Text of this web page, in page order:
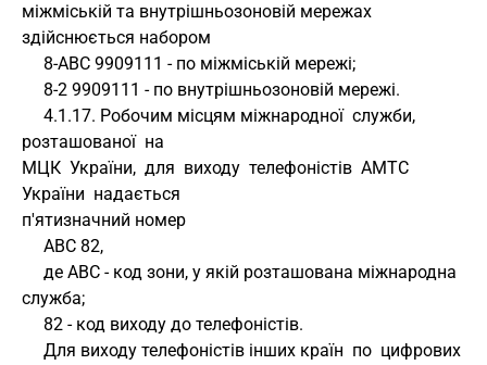
міжміській та внутрішньозоновій мережах
здійснюється набором
     8-АВС 9909111 - по міжміській мережі;
     8-2 9909111 - по внутрішньозоновій мережі.
розташованої  на
МЦК  України,  для  виходу  телефоністів  АМТС
України  надається
п'ятизначний номер
     АВС 82,
служба;
     82 - код виходу до телефоністів.